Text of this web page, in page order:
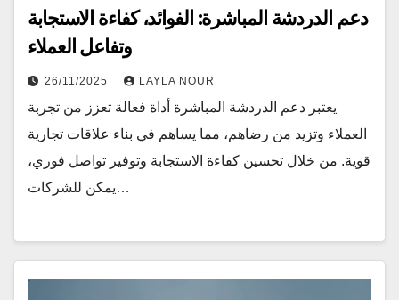
دعم الدردشة المباشرة: الفوائد، كفاءة الاستجابة
وتفاعل العملاء
26/11/2025 LAYLA NOUR
يعتبر دعم الدردشة المباشرة أداة فعالة تعزز من تجربة
العملاء وتزيد من رضاهم، مما يساهم في بناء علاقات تجارية
قوية. من خلال تحسين كفاءة الاستجابة وتوفير تواصل فوري،
يمكن للشركات…